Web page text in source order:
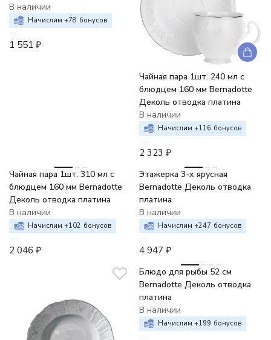
В наличии
Начислим +78 бонусов
1 551 ₽
Чайная пара 1шт. 240 мл с
блюдцем 160 мм Bernadotte
Деколь отводка платина
В наличии
Начислим +116 бонусов
2 323 ₽
Чайная пара 1шт. 310 мл с
блюдцем 160 мм Bernadotte
Деколь отводка платина
В наличии
Начислим +102 бонусов
2 046 ₽
Этажерка 3-х ярусная
Bernadotte Деколь отводка
платина
В наличии
Начислим +247 бонусов
4 947 ₽
Блюдо для рыбы 52 см
Bernadotte Деколь отводка
платина
В наличии
Начислим +199 бонусов